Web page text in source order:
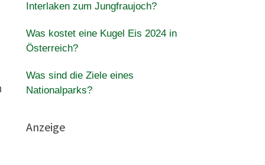
Interlaken zum Jungfraujoch?
Was kostet eine Kugel Eis 2024 in
Österreich?
Was sind die Ziele eines
Nationalparks?
Anzeige